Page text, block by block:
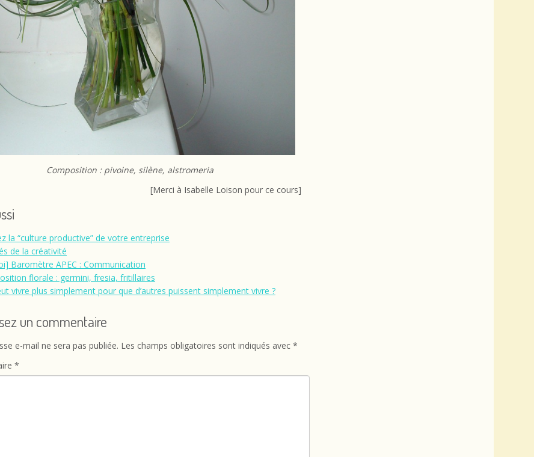
Composition : pivoine, silène, alstromeria
[Merci à Isabelle Loison pour ce cours]
la “culture productive” de votre entreprise
de la créativité
Baromètre APEC : Communication
florale : germini, fresia, fritillaires
vivre plus simplement pour que d’autres puissent simplement vivre ?
un commentaire
e-mail ne sera pas publiée. Les champs obligatoires sont indiqués avec *
*